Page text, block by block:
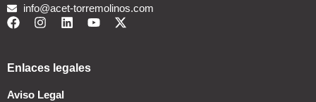
info@acet-torremolinos.com
Enlaces legales
Aviso Legal